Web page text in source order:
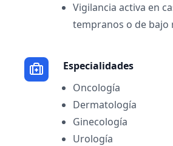
Vigilancia activa en
tempranos o de bajo
Especialidades
Oncología
Dermatología
Ginecología
Urología